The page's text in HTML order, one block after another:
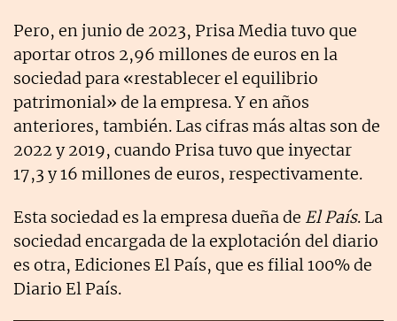
Pero, en junio de 2023, Prisa Media tuvo que
aportar otros 2,96 millones de euros en la
sociedad para «restablecer el equilibrio
patrimonial» de la empresa. Y en años
anteriores, también. Las cifras más altas son de
2022 y 2019, cuando Prisa tuvo que inyectar
17,3 y 16 millones de euros, respectivamente.
Esta sociedad es la empresa dueña de El País. La
sociedad encargada de la explotación del diario
es otra, Ediciones El País, que es filial 100% de
Diario El País.